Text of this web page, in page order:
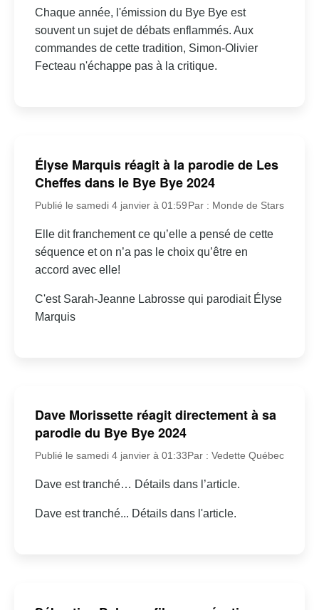
Chaque année, l'émission du Bye Bye est
souvent un sujet de débats enflammés. Aux
commandes de cette tradition, Simon-Olivier
Fecteau n'échappe pas à la critique.
Élyse Marquis réagit à la parodie de Les
Cheffes dans le Bye Bye 2024
Publié le samedi 4 janvier à 01:59Par : Monde de Stars
Elle dit franchement ce qu’elle a pensé de cette
séquence et on n’a pas le choix qu’être en
accord avec elle!
C'est Sarah-Jeanne Labrosse qui parodiait Élyse
Marquis
Dave Morissette réagit directement à sa
parodie du Bye Bye 2024
Publié le samedi 4 janvier à 01:33Par : Vedette Québec
Dave est tranché… Détails dans l’article.
Dave est tranché... Détails dans l'article.